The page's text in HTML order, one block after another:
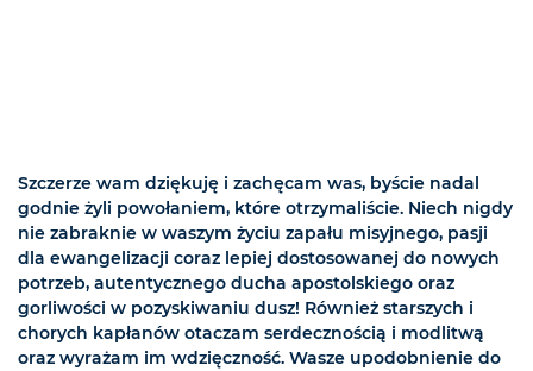
Szczerze wam dziękuję i zachęcam was, byście nadal
godnie żyli powołaniem, które otrzymaliście. Niech nigdy
nie zabraknie w waszym życiu zapału misyjnego, pasji
dla ewangelizacji coraz lepiej dostosowanej do nowych
potrzeb, autentycznego ducha apostolskiego oraz
gorliwości w pozyskiwaniu dusz! Również starszych i
chorych kapłanów otaczam serdecznością i modlitwą
oraz wyrażam im wdzięczność. Wasze upodobnienie do